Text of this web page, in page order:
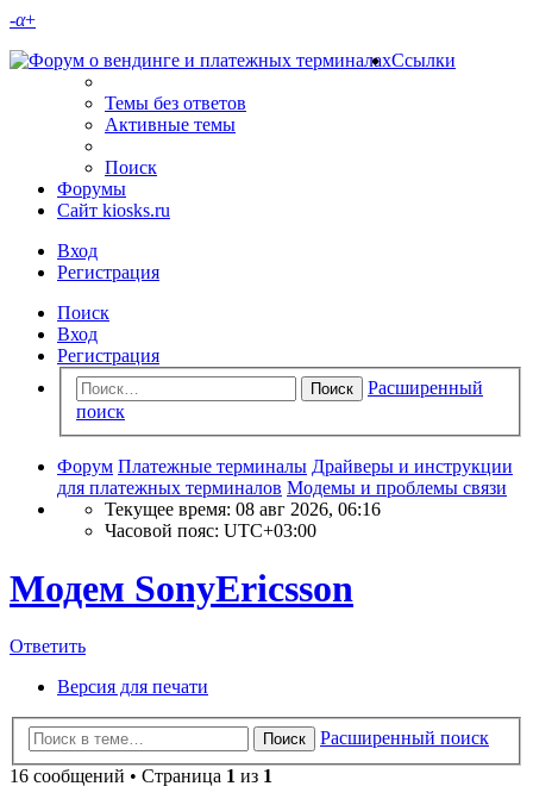
-α+
Ссылки
Темы без ответов
Активные темы
Поиск
Форумы
Сайт kiosks.ru
Вход
Регистрация
Поиск
Вход
Регистрация
Поиск
Расширенный
поиск
Форум Платежные терминалы Драйверы и инструкции
для платежных терминалов Модемы и проблемы связи
Текущее время: 08 авг 2026, 06:16
Часовой пояс: UTC+03:00
Модем SonyEricsson
Ответить
Версия для печати
Поиск
Расширенный поиск
16 сообщений • Страница 1 из 1